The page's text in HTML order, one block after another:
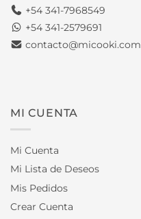
+54 341-7968549
+54 341-2579691
contacto@micooki.com
MI CUENTA
Mi Cuenta
Mi Lista de Deseos
Mis Pedidos
Crear Cuenta